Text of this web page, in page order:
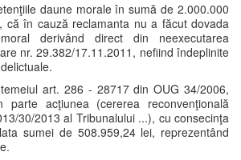
daune morale în sumă de 2.000.000
că în cauză reclamanta nu a făcut dovada
derivând direct din neexecutarea
nr. 29.382/17.11.2011, nefiind îndeplinite
art. 286 - 28717 din OUG 34/2006,
acţiunea (cererea reconvenţională
30/2013 al Tribunalului ...), cu consecinţa
sumei de 508.959,24 lei, reprezentând